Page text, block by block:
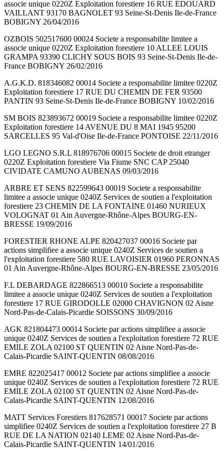
associe unique 0220Z Exploitation forestiere 16 RUE EDOUARD
VAILLANT 93170 BAGNOLET 93 Seine-St-Denis Ile-de-France
BOBIGNY 26/04/2016
OZBOIS 502517600 00024 Societe a responsabilite limitee a
associe unique 0220Z Exploitation forestiere 10 ALLEE LOUIS
GRAMPA 93390 CLICHY SOUS BOIS 93 Seine-St-Denis Ile-de-
France BOBIGNY 26/02/2016
A.G.K.D. 818346082 00014 Societe a responsabilite limitee 0220Z
Exploitation forestiere 17 RUE DU CHEMIN DE FER 93500
PANTIN 93 Seine-St-Denis Ile-de-France BOBIGNY 10/02/2016
SM BOIS 823893672 00019 Societe a responsabilite limitee 0220Z
Exploitation forestiere 14 AVENUE DU 8 MAI 1945 95200
SARCELLES 95 Val-d'Oise Ile-de-France PONTOISE 22/11/2016
LGO LEGNO S.R.L 818976706 00015 Societe de droit etranger
0220Z Exploitation forestiere Via Fiume SNC CAP 25040
CIVIDATE CAMUNO AUBENAS 09/03/2016
ARBRE ET SENS 822599643 00019 Societe a responsabilite
limitee a associe unique 0240Z Services de soutien a l'exploitation
forestiere 23 CHEMIN DE LA FONTAINE 01460 NURIEUX
VOLOGNAT 01 Ain Auvergne-Rhône-Alpes BOURG-EN-
BRESSE 19/09/2016
FORESTIER RHONE ALPE 820427037 00016 Societe par
actions simplifiee a associe unique 0240Z Services de soutien a
l'exploitation forestiere 580 RUE LAVOISIER 01960 PERONNAS
01 Ain Auvergne-Rhône-Alpes BOURG-EN-BRESSE 23/05/2016
F.L DEBARDAGE 822866513 00010 Societe a responsabilite
limitee a associe unique 0240Z Services de soutien a l'exploitation
forestiere 17 RUE GIRODOLLE 02000 CHAVIGNON 02 Aisne
Nord-Pas-de-Calais-Picardie SOISSONS 30/09/2016
AGK 821804473 00014 Societe par actions simplifiee a associe
unique 0240Z Services de soutien a l'exploitation forestiere 72 RUE
EMILE ZOLA 02100 ST QUENTIN 02 Aisne Nord-Pas-de-
Calais-Picardie SAINT-QUENTIN 08/08/2016
EMRE 822025417 00012 Societe par actions simplifiee a associe
unique 0240Z Services de soutien a l'exploitation forestiere 72 RUE
EMILE ZOLA 02100 ST QUENTIN 02 Aisne Nord-Pas-de-
Calais-Picardie SAINT-QUENTIN 12/08/2016
MATT Services Forestiers 817628571 00017 Societe par actions
simplifiee 0240Z Services de soutien a l'exploitation forestiere 27 B
RUE DE LA NATION 02140 LEME 02 Aisne Nord-Pas-de-
Calais-Picardie SAINT-QUENTIN 14/01/2016